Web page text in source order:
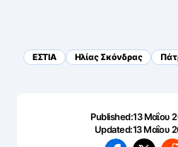
ΕΣΤΙΑ Ηλίας Σκόνδρας
Published:13 Μαΐου
Updated:13 Μαΐου